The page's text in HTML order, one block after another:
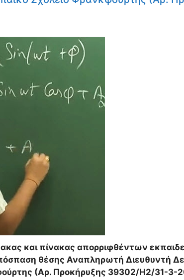
και πίνακας απορριφθέντων
θέσης Αναπληρωτή Διευθυντή
(Αρ. Προκήρυξης 39302/Η2/31-3-